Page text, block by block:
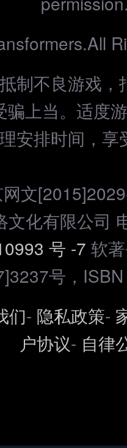
制不良游戏
骗上当。适度
安排时间，享
文
文化有限公司
号 -7 软
号，
们- 隐私政策-
户协议- 自律